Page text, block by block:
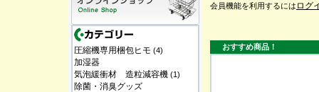
圧縮機専用梱包ヒモ (4)
加湿器
気泡緩衝材 造粒減容機 (1)
除菌・消臭グッズ
会員機能を利用するには ログ
おすすめ商品！